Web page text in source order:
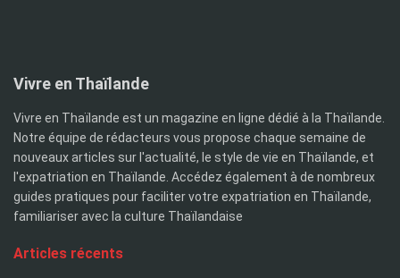
Vivre en Thaïlande
Vivre en Thaïlande est un magazine en ligne dédié à la Thaïlande.
Notre équipe de rédacteurs vous propose chaque semaine de
nouveaux articles sur l'actualité, le style de vie en Thaïlande, et
l'expatriation en Thaïlande. Accédez également à de nombreux
guides pratiques pour faciliter votre expatriation en Thaïlande,
familiariser avec la culture Thaïlandaise
Articles récents